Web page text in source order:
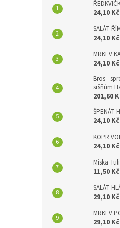
24,10 Kč
SALÁT
24,10 Kč
MRKEV
24,10 Kč
Bros -
sršňům
201,60
ŠPENÁT
24,10 Kč
KOPR
24,10 Kč
Miska
11,50 Kč
SALÁT
29,10 Kč
MRKEV
29,10 Kč